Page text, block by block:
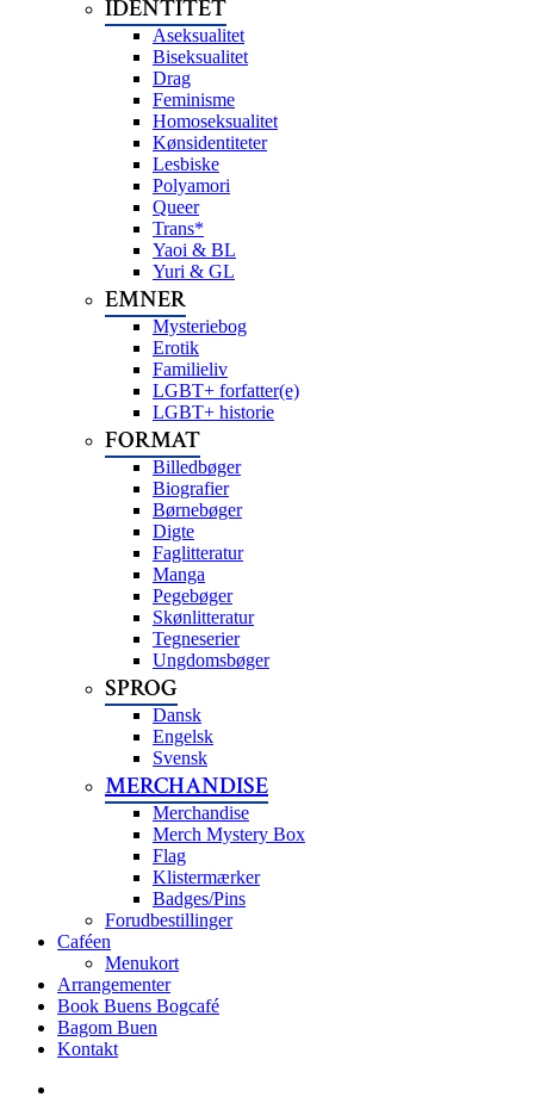
IDENTITET
Aseksualitet
Biseksualitet
Drag
Feminisme
Homoseksualitet
Kønsidentiteter
Lesbiske
Polyamori
Queer
Trans*
Yaoi & BL
Yuri & GL
EMNER
Mysteriebog
Erotik
Familieliv
LGBT+ forfatter(e)
LGBT+ historie
FORMAT
Billedbøger
Biografier
Børnebøger
Digte
Faglitteratur
Manga
Pegebøger
Skønlitteratur
Tegneserier
Ungdomsbøger
SPROG
Dansk
Engelsk
Svensk
MERCHANDISE
Merchandise
Merch Mystery Box
Flag
Klistermærker
Badges/Pins
Forudbestillinger
Caféen
Menukort
Arrangementer
Book Buens Bogcafé
Bagom Buen
Kontakt